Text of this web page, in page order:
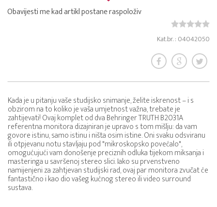
Obavijesti me kad artikl postane raspoloživ
Kat.br. : 04042050
Kada je u pitanju vaše studijsko snimanje, želite iskrenost – i s
obzirom na to koliko je vaša umjetnost važna, trebate je
zahtijevati! Ovaj komplet od dva Behringer TRUTH B2031A
referentna monitora dizajniran je upravo s tom mišlju: da vam
govore istinu, samo istinu i ništa osim istine. Oni svaku odsviranu
ili otpjevanu notu stavljaju pod "mikroskopsko povećalo",
omogućujući vam donošenje preciznih odluka tijekom miksanja i
masteringa u savršenoj stereo slici. Iako su prvenstveno
namijenjeni za zahtjevan studijski rad, ovaj par monitora zvučat će
fantastično i kao dio vašeg kućnog stereo ili video surround
sustava.